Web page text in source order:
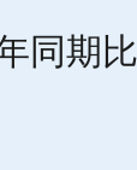
同期